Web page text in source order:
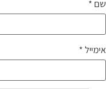
שם*
אימייל*